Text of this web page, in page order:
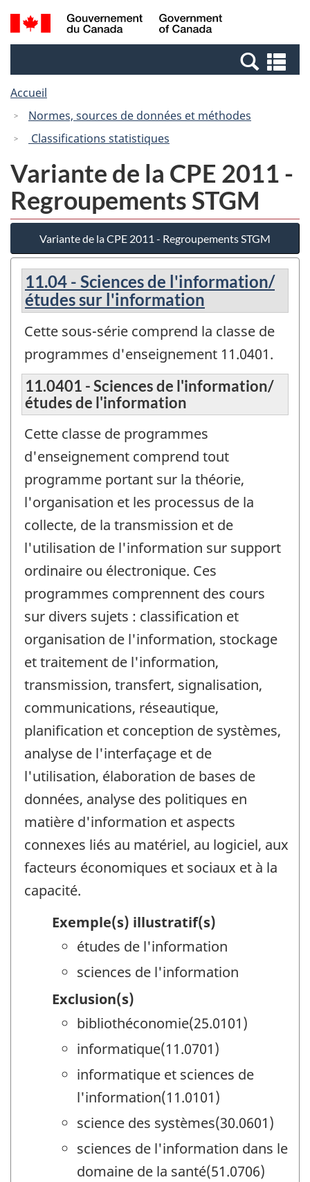
Passer
au
Passer
à
Canada
Recherche
et
et
Accueil
Normes, sources de données et méthodes
Classifications statistiques
Variante de la CPE 2011 -
Regroupements STGM
Variante de la CPE 2011 - Regroupements STGM
11.04 - Sciences de l'information/
études sur l'information
Cette sous-série comprend la classe de
programmes d'enseignement 11.0401.
11.0401 - Sciences de l'information/
études de l'information
Cette classe de programmes
d'enseignement comprend tout
programme portant sur la théorie,
l'organisation et les processus de la
collecte, de la transmission et de
l'utilisation de l'information sur support
ordinaire ou électronique. Ces
programmes comprennent des cours
sur divers sujets : classification et
organisation de l'information, stockage
et traitement de l'information,
transmission, transfert, signalisation,
communications, réseautique,
planification et conception de systèmes,
analyse de l'interfaçage et de
l'utilisation, élaboration de bases de
données, analyse des politiques en
matière d'information et aspects
connexes liés au matériel, au logiciel, aux
facteurs économiques et sociaux et à la
capacité.
Exemple(s) illustratif(s)
études de l'information
sciences de l'information
Exclusion(s)
bibliothéconomie(25.0101)
informatique(11.0701)
informatique et sciences de
l'information(11.0101)
science des systèmes(30.0601)
sciences de l'information dans le
domaine de la santé(51.0706)